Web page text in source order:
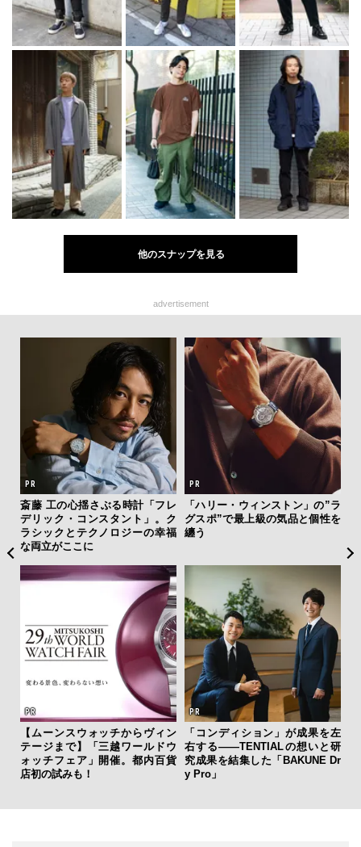
他のスナップを見る
advertisement
斎藤 工の心揺さぶる時計「フレ
デリック・コンスタント」。ク
ラシックとテクノロジーの幸福
な両立がここに
「ハリー・ウィンストン」の”ラ
グスポ”で最上級の気品と個性を
纏う
【ムーンスウォッチからヴィン
テージまで】「三越ワールドウ
ォッチフェア」開催。都内百貨
店初の試みも！
「コンディション」が成果を左
右する——TENTIALの想いと研
究成果を結集した「BAKUNE Dr
y Pro」